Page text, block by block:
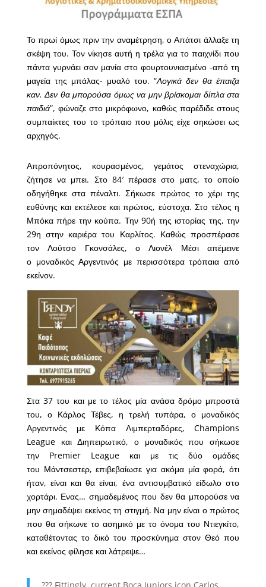
Το πρωί όμως πριν την αναμέτρηση, ο Απάτσι άλλαξε τη
σκέψη του. Τον νίκησε αυτή η τρέλα για το παιχνίδι που
πάντα γυρνάει σαν μανία στο φουρτουνιασμένο -από τη
μαγεία της μπάλας- μυαλό του. “Λογικά δεν θα έπαιζα
καν. Δεν θα μπορούσα όμως να μην βρίσκομαι δίπλα στα
παιδιά”, φώναζε στο μικρόφωνο, καθώς παρέδιδε στους
συμπαίκτες του το τρόπαιο που μόλις είχε σηκώσει ως
αρχηγός.
Απροπόνητος, κουρασμένος, γεμάτος στεναχώρια,
ζήτησε να μπει. Στο 84′ πέρασε στο ματς, το οποίο
οδηγήθηκε στα πέναλτι. Σήκωσε πρώτος το χέρι της
ευθύνης και εκτέλεσε και πρώτος, εύστοχα. Στο τέλος η
Μπόκα πήρε την κούπα. Την 90ή της ιστορίας της, την
29η στην καριέρα του Καρλίτος. Καθώς προσπέρασε
τον Λούτσο Γκονσάλες, ο Λιονέλ Μέσι απέμεινε
ο μοναδικός Αργεντινός με περισσότερα τρόπαια από
εκείνον.
Στα 37 του και με το τέλος μία ανάσα δρόμο μπροστά
του, ο Κάρλος Τέβες, η τρελή τυπάρα, ο μοναδικός
Αργεντινός με Κόπα Λιμπερταδόρες, Champions
League και Διηπειρωτικό, ο μοναδικός που σήκωσε
την Premier League και με τις δύο ομάδες
του Μάντσεστερ, επιβεβαίωσε για ακόμα μία φορά, ότι
ήταν, είναι και θα είναι, ένα αντισυμβατικό είδωλο στο
χορτάρι. Ενας… σημαδεμένος που δεν θα μπορούσε να
μην σημαδέψει εκείνος τη στιγμή. Να μην είναι ο πρώτος
που θα σήκωνε το ασημικό με το όνομα του Ντιεγκίτο,
καταθέτοντας το δικό του προσκύνημα στον Θεό που
και εκείνος φίλησε και λάτρεψε…